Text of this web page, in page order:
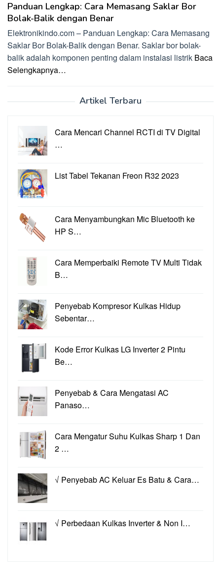
Panduan Lengkap: Cara Memasang Saklar Bor
Bolak-Balik dengan Benar
Elektronikindo.com – Panduan Lengkap: Cara Memasang
Saklar Bor Bolak-Balik dengan Benar. Saklar bor bolak-
balik adalah komponen penting dalam instalasi listrik Baca
Selengkapnya…
Artikel Terbaru
Cara Mencari Channel RCTI di TV Digital
…
List Tabel Tekanan Freon R32 2023
Cara Menyambungkan Mic Bluetooth ke
HP S…
Cara Memperbaiki Remote TV Multi Tidak
B…
Penyebab Kompresor Kulkas Hidup
Sebentar…
Kode Error Kulkas LG Inverter 2 Pintu
Be…
Penyebab & Cara Mengatasi AC
Panaso…
Cara Mengatur Suhu Kulkas Sharp 1 Dan
2 …
√ Penyebab AC Keluar Es Batu & Cara…
√ Perbedaan Kulkas Inverter & Non I…